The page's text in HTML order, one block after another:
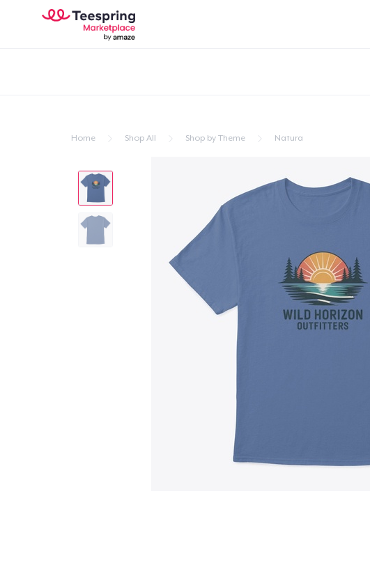
Home Shop All Shop by Theme Natura